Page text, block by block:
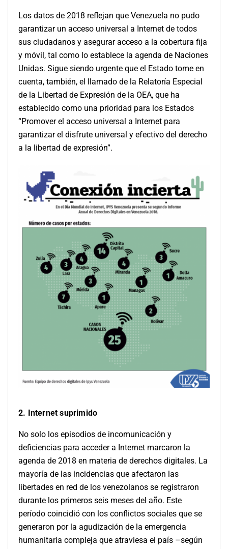
Los datos de 2018 reflejan que Venezuela no pudo
garantizar un acceso universal a Internet de todos
sus ciudadanos y asegurar acceso a la cobertura fija
y móvil, tal como lo establece la agenda de Naciones
Unidas. Sigue siendo urgente que el Estado tome en
cuenta, también, el llamado de la Relatoría Especial
de la Libertad de Expresión de la OEA, que ha
establecido como una prioridad para los Estados
“Promover el acceso universal a Internet para
garantizar el disfrute universal y efectivo del derecho
a la libertad de expresión”.
2. Internet suprimido
No solo los episodios de incomunicación y
deficiencias para acceder a Internet marcaron la
agenda de 2018 en materia de derechos digitales. La
mayoría de las incidencias que afectaron las
libertades en red de los venezolanos se registraron
durante los primeros seis meses del año. Este
período coincidió con los conflictos sociales que se
generaron por la agudización de la emergencia
humanitaria compleja que atraviesa el país –según